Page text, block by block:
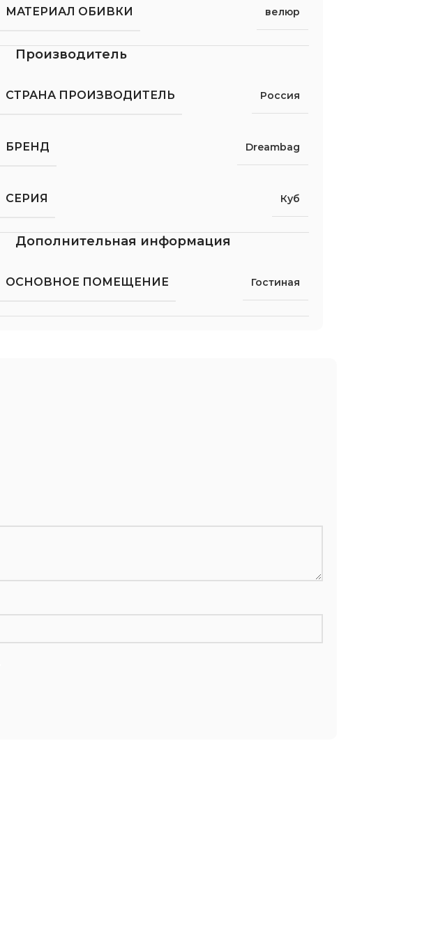
МАТЕРИАЛ ОБИВКИ велюр
Производитель
СТРАНА ПРОИЗВОДИТЕЛЬ Россия
БРЕНД Dreambag
СЕРИЯ Куб
Дополнительная информация
ОСНОВНОЕ ПОМЕЩЕНИЕ Гостиная